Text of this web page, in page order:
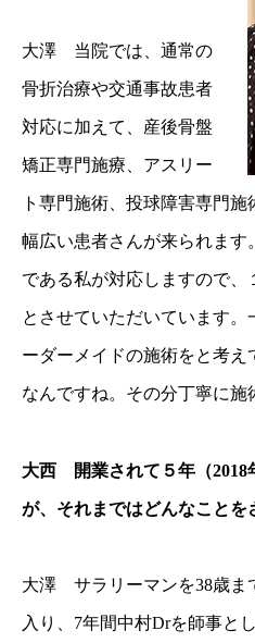
大澤 当院では、通常の
骨折治療や交通事故患者
対応に加えて、産後骨盤
矯正専門施療、アスリー
ト専門施術、投球障害専門施
幅広い患者さんが来られま
である私が対応しますので、
とさせていただいています
ーダーメイドの施術をと考
なんですね。その分丁寧に施
大西 開業されて５年（2018
が、それまではどんなことを
大澤 サラリーマンを38歳ま
入り、7年間中村Drを師事と